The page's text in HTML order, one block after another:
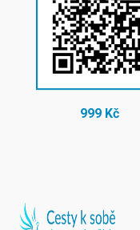
999 Kč